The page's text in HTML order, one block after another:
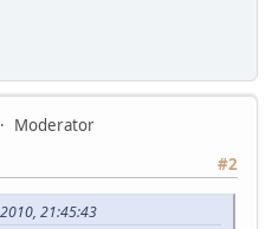
Moderator
#2
21:45:43